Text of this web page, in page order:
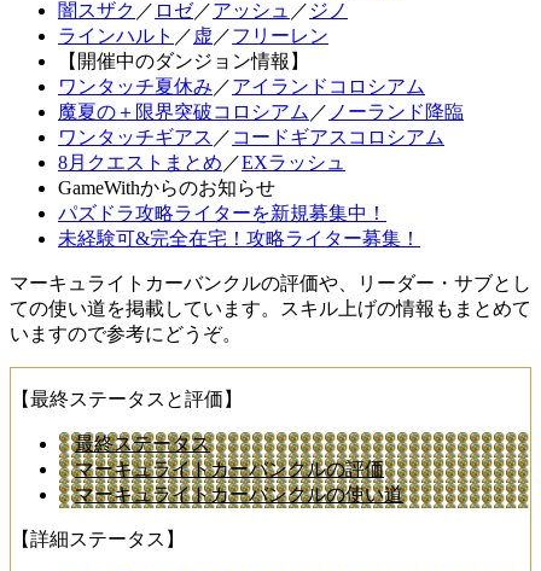
闇スザク ／ ロゼ／アッシュ ／ ジノ
ラインハルト ／ 虚 ／フリーレン
【開催中のダンジョン情報】
ワンタッチ夏休み ／アイランドコロシアム
魔夏の＋限界突破コロシアム ／ ノーランド降臨
ワンタッチギアス ／ コードギアスコロシアム
8月クエストまとめ ／EXラッシュ
GameWithからのお知らせ
パズドラ攻略ライターを新規募集中！
未経験可&完全在宅！攻略ライター募集！
マーキュライトカーバンクルの評価や、リーダー・サブとし
ての使い道を掲載しています。スキル上げの情報もまとめて
いますので参考にどうぞ。
【最終ステータスと評価】
最終ステータス
マーキュライトカーバンクルの評価
マーキュライトカーバンクルの使い道
【詳細ステータス】